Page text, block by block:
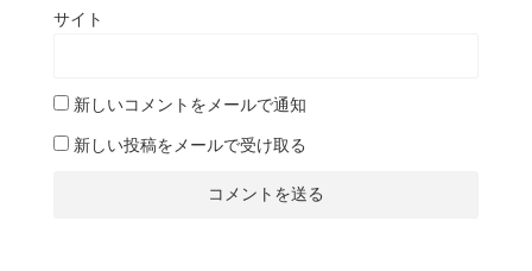
サイト
新しいコメントをメールで通知
新しい投稿をメールで受け取る